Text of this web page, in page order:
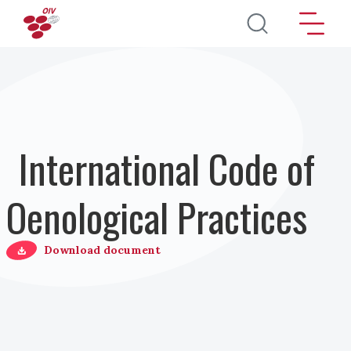
Pasar al contenido principal
International Code of
Oenological Practices
Download document